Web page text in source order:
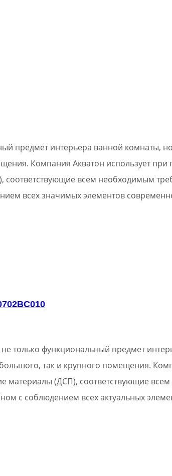
предмет интерьера ванной комнаты,
Компания Акватон использует при
всем необходимым
всех значимых элементов
только функциональный предмет
так и крупного помещения.
материалы (ДСП), соответствующие
с соблюдением всех актуальных